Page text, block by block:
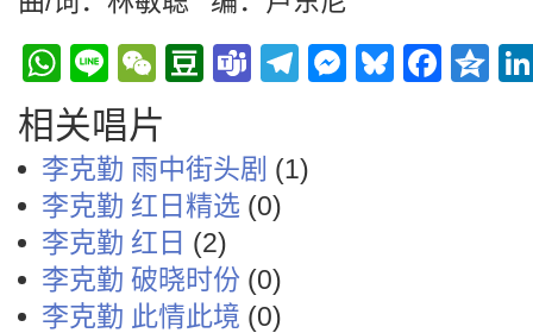
WhatsApp
LineWeChat
Douban
TeamsTelegramBluesky
相关唱片
李克勤 雨中街头剧 (1)
李克勤 红日精选 (0)
李克勤 红日 (2)
李克勤 破晓时份 (0)
李克勤 此情此境 (0)